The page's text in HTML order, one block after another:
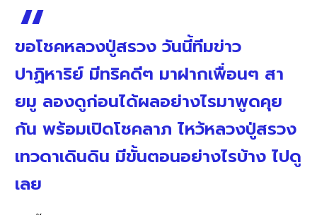
ขอโชคหลวงปู่สรวง วันนี้ทีมข่าว
ปาฏิหาริย์ มีทริคดีๆ มาฝากเพื่อนๆ สา
ยมู ลองดูก่อนได้ผลอย่างไรมาพูดคุย
กัน พร้อมเปิดโชคลาภ ไหว้หลวงปู่สรวง
เทวดาเดินดิน มีขั้นตอนอย่างไรบ้าง ไปดู
เลย